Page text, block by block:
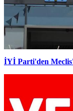
İYİ Parti'den